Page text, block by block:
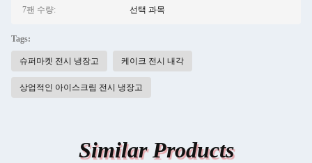
7팬 수량: 선택 과목
Tags:
슈퍼마켓 전시 냉장고 케이크 전시 내각
상업적인 아이스크림 전시 냉장고
Similar Products